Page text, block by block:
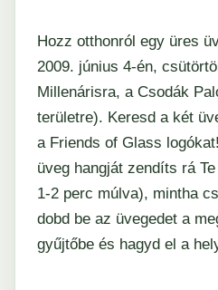
Hozz otthonról egy üres
2009. június 4-én,
Millenárisra, a Csodák
területre). Keresd a két
a Friends of Glass
üveg hangját zendíts rá
1-2 perc múlva), mintha
dobd be az üvegedet a
gyűjtőbe és hagyd el a